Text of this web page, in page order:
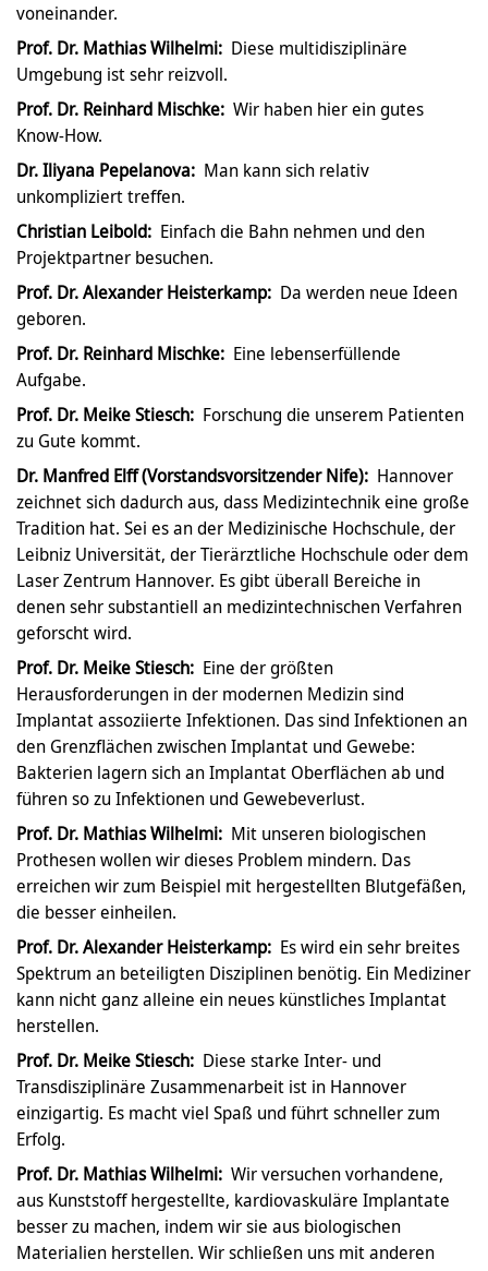
voneinander.
Prof. Dr. Mathias Wilhelmi: Diese multidisziplinäre
Umgebung ist sehr reizvoll.
Prof. Dr. Reinhard Mischke: Wir haben hier ein gutes
Know-How.
Dr. Iliyana Pepelanova: Man kann sich relativ
unkompliziert treffen.
Christian Leibold: Einfach die Bahn nehmen und den
Projektpartner besuchen.
Prof. Dr. Alexander Heisterkamp: Da werden neue Ideen
geboren.
Prof. Dr. Reinhard Mischke: Eine lebenserfüllende
Aufgabe.
Prof. Dr. Meike Stiesch: Forschung die unserem Patienten
zu Gute kommt.
Dr. Manfred Elff (Vorstandsvorsitzender Nife): Hannover
zeichnet sich dadurch aus, dass Medizintechnik eine große
Tradition hat. Sei es an der Medizinische Hochschule, der
Leibniz Universität, der Tierärztliche Hochschule oder dem
Laser Zentrum Hannover. Es gibt überall Bereiche in
denen sehr substantiell an medizintechnischen Verfahren
geforscht wird.
Prof. Dr. Meike Stiesch: Eine der größten
Herausforderungen in der modernen Medizin sind
Implantat assoziierte Infektionen. Das sind Infektionen an
den Grenzflächen zwischen Implantat und Gewebe:
Bakterien lagern sich an Implantat Oberflächen ab und
führen so zu Infektionen und Gewebeverlust.
Prof. Dr. Mathias Wilhelmi: Mit unseren biologischen
Prothesen wollen wir dieses Problem mindern. Das
erreichen wir zum Beispiel mit hergestellten Blutgefäßen,
die besser einheilen.
Prof. Dr. Alexander Heisterkamp: Es wird ein sehr breites
Spektrum an beteiligten Disziplinen benötig. Ein Mediziner
kann nicht ganz alleine ein neues künstliches Implantat
herstellen.
Prof. Dr. Meike Stiesch: Diese starke Inter- und
Transdisziplinäre Zusammenarbeit ist in Hannover
einzigartig. Es macht viel Spaß und führt schneller zum
Erfolg.
Prof. Dr. Mathias Wilhelmi: Wir versuchen vorhandene,
aus Kunststoff hergestellte, kardiovaskuläre Implantate
besser zu machen, indem wir sie aus biologischen
Materialien herstellen. Wir schließen uns mit anderen